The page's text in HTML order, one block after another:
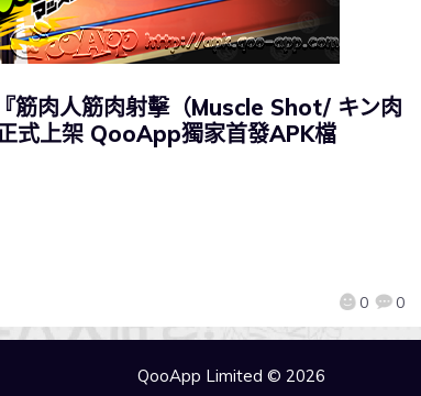
筋肉人筋肉射擊（Muscle Shot/ キン肉
式上架 QooApp獨家首發APK檔
0 0
QooApp Limited © 2026